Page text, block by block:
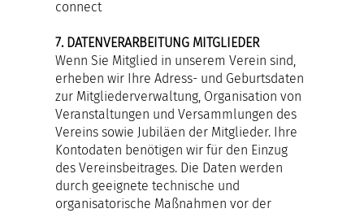
connect
7. DATENVERARBEITUNG MITGLIEDER
Wenn Sie Mitglied in unserem Verein sind,
erheben wir Ihre Adress- und Geburtsdaten
zur Mitgliederverwaltung, Organisation von
Veranstaltungen und Versammlungen des
Vereins sowie Jubiläen der Mitglieder. Ihre
Kontodaten benötigen wir für den Einzug
des Vereinsbeitrages. Die Daten werden
durch geeignete technische und
organisatorische Maßnahmen vor der